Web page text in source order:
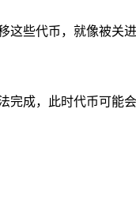
些代币，就像被关
成，此时代币可能